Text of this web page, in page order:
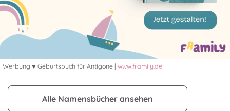
Werbung ♥ Geburtsbuch für Antigone | www.framily.de
Alle Namensbücher ansehen